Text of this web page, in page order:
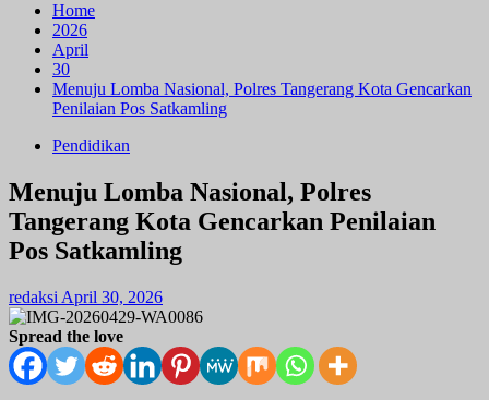
Home
2026
April
30
Menuju Lomba Nasional, Polres Tangerang Kota Gencarkan
Penilaian Pos Satkamling
Pendidikan
Menuju Lomba Nasional, Polres
Tangerang Kota Gencarkan Penilaian
Pos Satkamling
redaksi April 30, 2026
Spread the love